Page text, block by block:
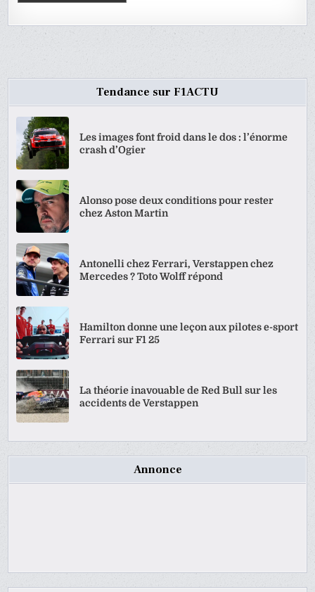
Tendance sur F1ACTU
Les images font froid dans le dos : l’énorme
crash d’Ogier
Alonso pose deux conditions pour rester
chez Aston Martin
Antonelli chez Ferrari, Verstappen chez
Mercedes ? Toto Wolff répond
Hamilton donne une leçon aux pilotes e-sport
Ferrari sur F1 25
La théorie inavouable de Red Bull sur les
accidents de Verstappen
Annonce